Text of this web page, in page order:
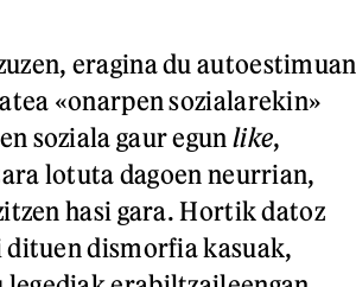
eragina du
«onarpen sozialarekin»
soziala gaur egun like,
lotuta dagoen neurrian,
hasi gara. Hortik datoz
dismorfia kasuak,